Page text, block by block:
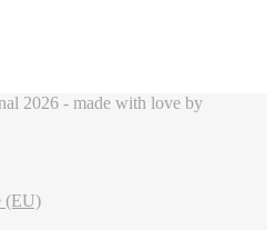
2026 - made with love by
(EU)